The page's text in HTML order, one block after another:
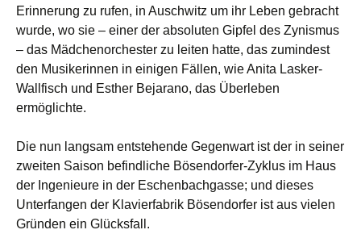
Erinnerung zu rufen, in Auschwitz um ihr Leben gebracht
wurde, wo sie – einer der absoluten Gipfel des Zynismus
– das Mädchenorchester zu leiten hatte, das zumindest
den Musikerinnen in einigen Fällen, wie Anita Lasker-
Wallfisch und Esther Bejarano, das Überleben
ermöglichte.
Die nun langsam entstehende Gegenwart ist der in seiner
zweiten Saison befindliche Bösendorfer-Zyklus im Haus
der Ingenieure in der Eschenbachgasse; und dieses
Unterfangen der Klavierfabrik Bösendorfer ist aus vielen
Gründen ein Glücksfall.